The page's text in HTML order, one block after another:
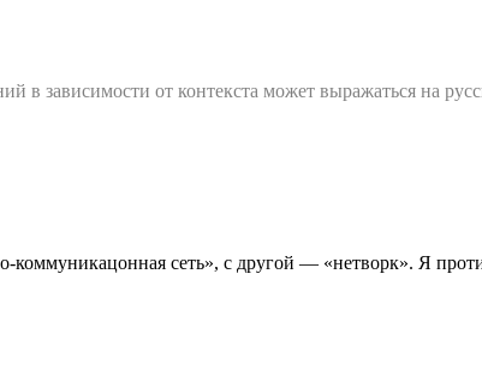
в зависимости от контекста может выражаться на
сеть», с другой — «нетворк». Я